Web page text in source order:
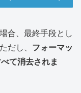
合、最終手段とし
だし、 フォーマッ
て消去されま